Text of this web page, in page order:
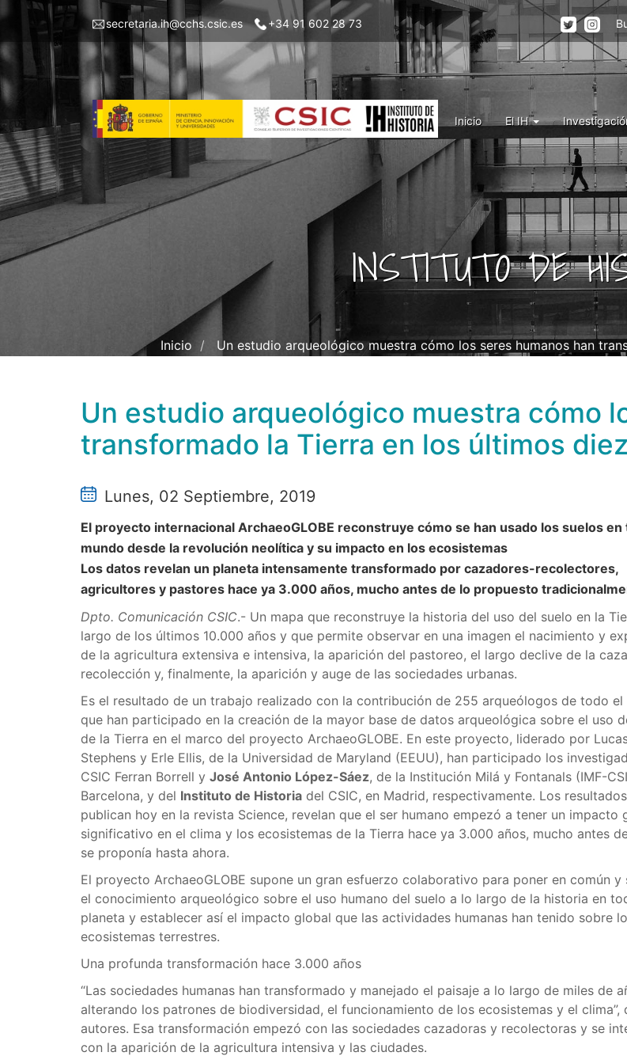
Pasar
contenido
principal
Menu
left
IH
secretaria.ih@cchs.csic.es +34 91 602 28 73
Menu
top
right
IH
Menu
IH
Inicio El IH
INSTITUTO DE
Inicio Un estudio arqueológico muestra cómo los seres humanos han
Un estudio arqueológico muestra cómo
transformado la Tierra en los últimos
Lunes, 02 Septiembre, 2019
El proyecto internacional ArchaeoGLOBE reconstruye cómo se han usado los suelos en
mundo desde la revolución neolítica y su impacto en los ecosistemas
Los datos revelan un planeta intensamente transformado por cazadores-recolectores,
agricultores y pastores hace ya 3.000 años, mucho antes de lo propuesto
Dpto. Comunicación CSIC.- Un mapa que reconstruye la historia del uso del suelo en la
largo de los últimos 10.000 años y que permite observar en una imagen el nacimiento y
de la agricultura extensiva e intensiva, la aparición del pastoreo, el largo declive de la
recolección y, finalmente, la aparición y auge de las sociedades urbanas.
Es el resultado de un trabajo realizado con la contribución de 255 arqueólogos de todo el
que han participado en la creación de la mayor base de datos arqueológica sobre el uso
de la Tierra en el marco del proyecto ArchaeoGLOBE. En este proyecto, liderado por
Stephens y Erle Ellis, de la Universidad de Maryland (EEUU), han participado los
CSIC Ferran Borrell y José Antonio López-Sáez, de la Institución Milá y Fontanals (IMF-
Barcelona, y del Instituto de Historia del CSIC, en Madrid, respectivamente. Los
publican hoy en la revista Science, revelan que el ser humano empezó a tener un impacto
significativo en el clima y los ecosistemas de la Tierra hace ya 3.000 años, mucho antes
se proponía hasta ahora.
El proyecto ArchaeoGLOBE supone un gran esfuerzo colaborativo para poner en común y
el conocimiento arqueológico sobre el uso humano del suelo a lo largo de la historia en
planeta y establecer así el impacto global que las actividades humanas han tenido sobre
ecosistemas terrestres.
Una profunda transformación hace 3.000 años
“Las sociedades humanas han transformado y manejado el paisaje a lo largo de miles de
alterando los patrones de biodiversidad, el funcionamiento de los ecosistemas y el clima”,
autores. Esa transformación empezó con las sociedades cazadoras y recolectoras y se
con la aparición de la agricultura intensiva y las ciudades.